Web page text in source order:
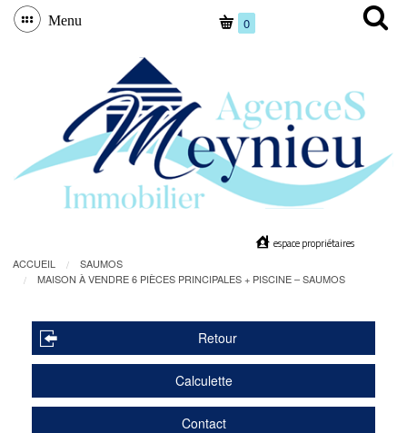
Menu 0
espace propriétaires
ACCUEIL
SAUMOS
MAISON À VENDRE 6 PIÈCES PRINCIPALES + PISCINE – SAUMOS
Retour
Calculette
Contact